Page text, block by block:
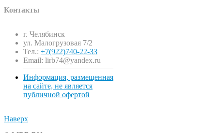
Контакты
г. Челябинск
ул. Малогрузовая 7/2
Тел.: +7(922)740-22-33
Email: lirb74@yandex.ru
Информация, размещенная
на сайте, не является
публичной офертой
Наверх